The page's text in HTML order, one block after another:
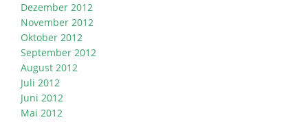
Dezember 2012
November 2012
Oktober 2012
September 2012
August 2012
Juli 2012
Juni 2012
Mai 2012